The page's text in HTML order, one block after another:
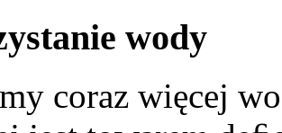
wody
coraz więcej